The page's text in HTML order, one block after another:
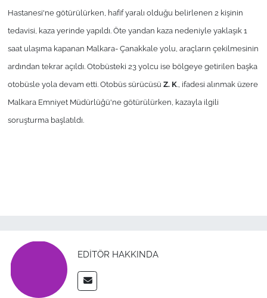
Hastanesi'ne götürülürken, hafif yaralı olduğu belirlenen 2 kişinin
tedavisi, kaza yerinde yapıldı. Öte yandan kaza nedeniyle yaklaşık 1
saat ulaşıma kapanan Malkara- Çanakkale yolu, araçların çekilmesinin
ardından tekrar açıldı. Otobüsteki 23 yolcu ise bölgeye getirilen başka
otobüsle yola devam etti. Otobüs sürücüsü Z. K., ifadesi alınmak üzere
Malkara Emniyet Müdürlüğü'ne götürülürken, kazayla ilgili
soruşturma başlatıldı.
EDITÖR HAKKINDA
Güvenlik
Genel
Politika
Flaş Haber
English News
Canlı Maç